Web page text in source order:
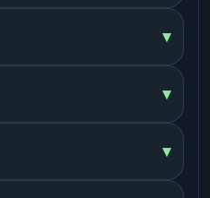
▾
▾
▾